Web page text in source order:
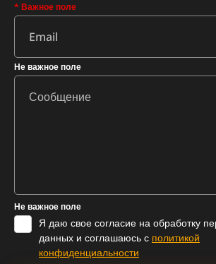
* Важное поле
Не важное поле
Не важное поле
Я даю свое согласие на обработку
данных и соглашаюсь с политикой
конфиденциальности